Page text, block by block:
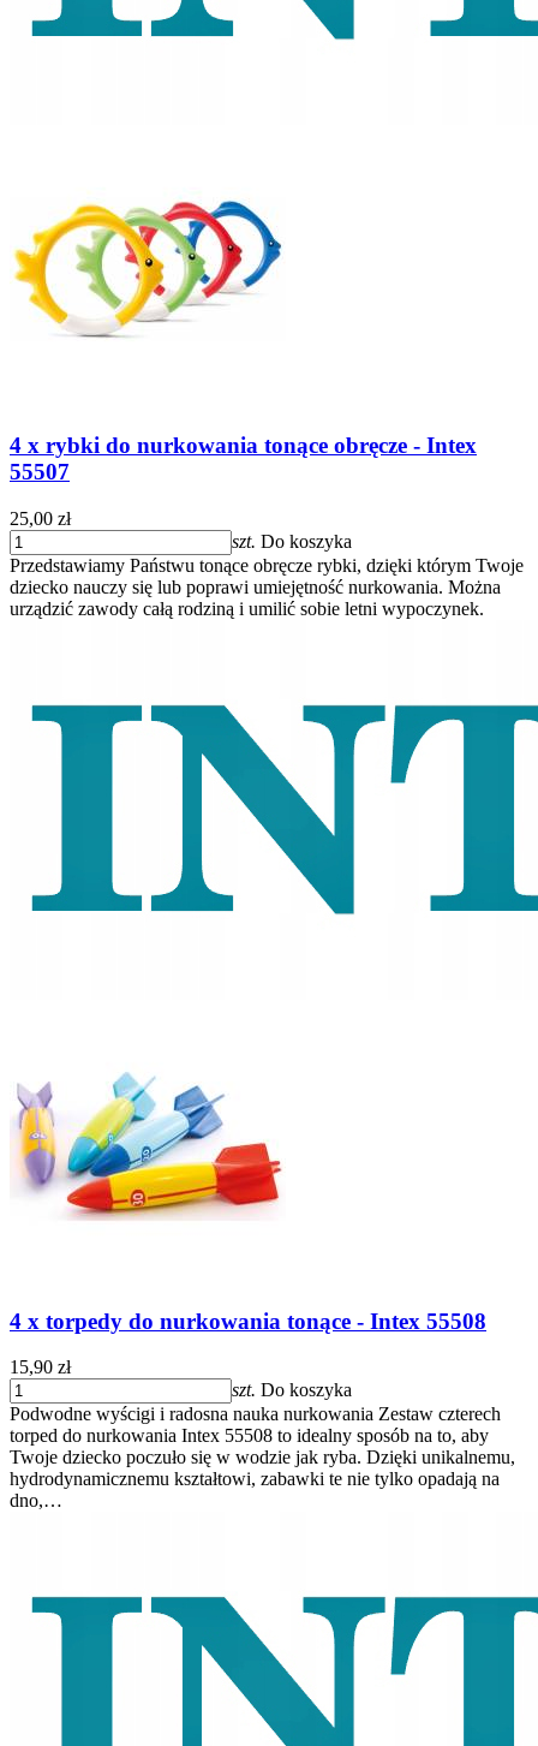
4 x rybki do nurkowania tonące obręcze - Intex
55507
25,00 zł
szt. Do koszyka
Przedstawiamy Państwu tonące obręcze rybki, dzięki którym Twoje
dziecko nauczy się lub poprawi umiejętność nurkowania. Można
urządzić zawody całą rodziną i umilić sobie letni wypoczynek.
4 x torpedy do nurkowania tonące - Intex 55508
15,90 zł
szt. Do koszyka
Podwodne wyścigi i radosna nauka nurkowania Zestaw czterech
torped do nurkowania Intex 55508 to idealny sposób na to, aby
Twoje dziecko poczuło się w wodzie jak ryba. Dzięki unikalnemu,
hydrodynamicznemu kształtowi, zabawki te nie tylko opadają na
dno,…